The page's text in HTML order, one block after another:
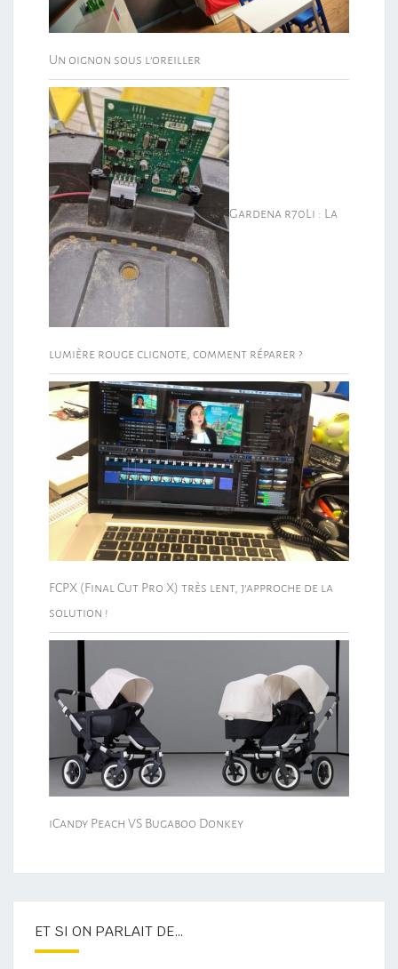
Un oignon sous l’oreiller
Gardena r70Li : La
lumière rouge clignote, comment réparer ?
FCPX (Final Cut Pro X) très lent, j’approche de la
solution !
iCandy Peach VS Bugaboo Donkey
ET SI ON PARLAIT DE…